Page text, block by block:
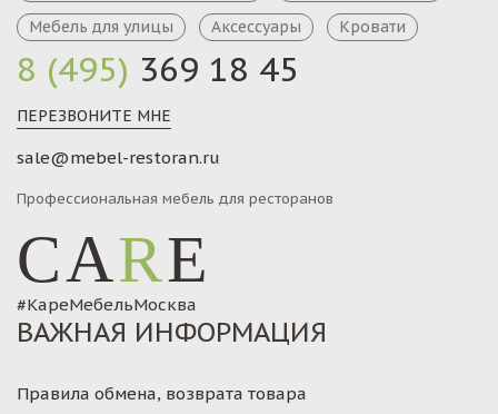
8 (495) 369 18 45
ПЕРЕЗВОНИТЕ МНЕ
sale@mebel-restoran.ru
Профессиональная мебель для ресторанов
CARE
#КареМебельМосква
Мебель для улицы
Аксессуары Кровати
ВАЖНАЯ ИНФОРМАЦИЯ
Правила обмена, возврата товара